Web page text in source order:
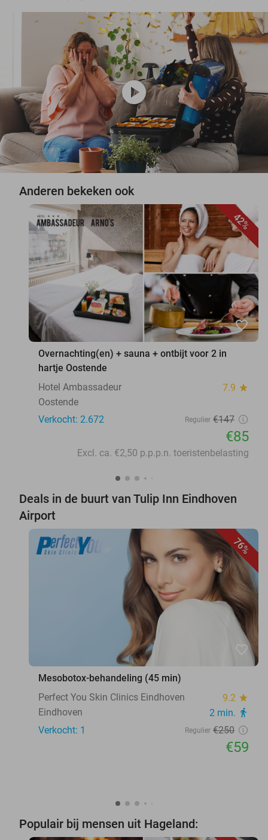
play_circle
Anderen bekeken ook
42%
favorite_border
Overnachting(en) + sauna + ontbijt voor 2 in
hartje Oostende
Hotel Ambassadeur
7.9 star
Oostende
Verkocht: 2.672
Regulier €147
€85
Excl. ca. €2,50 p.p.p.n. toeristenbelasting
Deals in de buurt van Tulip Inn Eindhoven
Airport
76%
favorite_border
Mesobotox-behandeling (45 min)
Perfect You Skin Clinics Eindhoven
9.2 star
Eindhoven 2 min. directions_walk
Verkocht: 1 Regulier €250
€59
Populair bij mensen uit Hageland: